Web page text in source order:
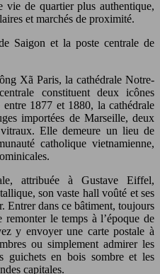
vie de quartier plus authentique,
et marchés de proximité.
Saigon et la poste centrale de
Xã Paris, la cathédrale Notre-
constituent deux icônes
1877 et 1880, la cathédrale
importées de Marseille, deux
Elle demeure un lieu de
catholique vietnamienne,
attribuée à Gustave Eiffel,
son vaste hall voûté et ses
Entrer dans ce bâtiment, toujours
le temps à l’époque de
y envoyer une carte postale à
ou simplement admirer les
guichets en bois sombre et les
capitales.